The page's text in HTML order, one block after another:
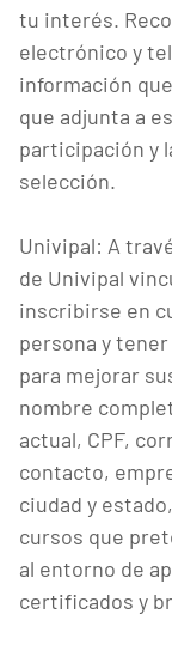
tu interés.
electrónico y
información
que adjunta a
participación y
selección.
Univipal: A
de Univipal
inscribirse en
persona y
para mejorar
nombre
actual, CPF,
contacto,
ciudad y
cursos que
al entorno de
certificados y